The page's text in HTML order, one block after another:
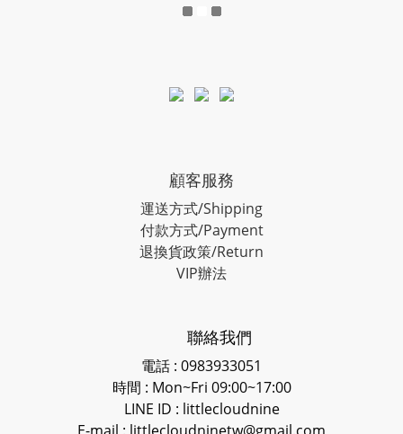
顧客服務
運送方式/Shipping
付款方式/Payment
退換貨政策/Return
VIP辦法
聯絡我們
電話 : 0983933051
時間 : Mon~Fri 09:00~17:00
LINE ID : littlecloudnine
E-mail : littlecloudninetw@gmail.com